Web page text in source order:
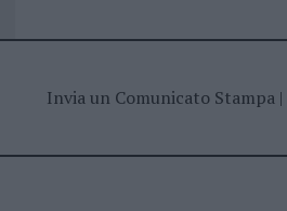
Invia un Comunicato Stampa|